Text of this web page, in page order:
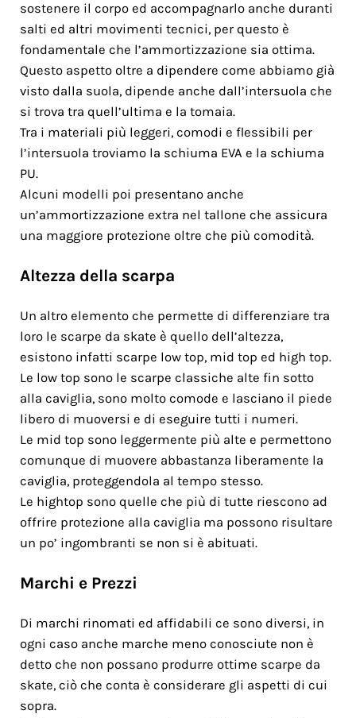
sostenere il corpo ed accompagnarlo anche duranti
salti ed altri movimenti tecnici, per questo è
fondamentale che l’ammortizzazione sia ottima.
Questo aspetto oltre a dipendere come abbiamo già
visto dalla suola, dipende anche dall’intersuola che
si trova tra quell’ultima e la tomaia.
Tra i materiali più leggeri, comodi e flessibili per
l’intersuola troviamo la schiuma EVA e la schiuma
PU.
Alcuni modelli poi presentano anche
un’ammortizzazione extra nel tallone che assicura
una maggiore protezione oltre che più comodità.
Altezza della scarpa
Un altro elemento che permette di differenziare tra
loro le scarpe da skate è quello dell’altezza,
esistono infatti scarpe low top, mid top ed high top.
Le low top sono le scarpe classiche alte fin sotto
alla caviglia, sono molto comode e lasciano il piede
libero di muoversi e di eseguire tutti i numeri.
Le mid top sono leggermente più alte e permettono
comunque di muovere abbastanza liberamente la
caviglia, proteggendola al tempo stesso.
Le hightop sono quelle che più di tutte riescono ad
offrire protezione alla caviglia ma possono risultare
un po’ ingombranti se non si è abituati.
Marchi e Prezzi
Di marchi rinomati ed affidabili ce sono diversi, in
ogni caso anche marche meno conosciute non è
detto che non possano produrre ottime scarpe da
skate, ciò che conta è considerare gli aspetti di cui
sopra.